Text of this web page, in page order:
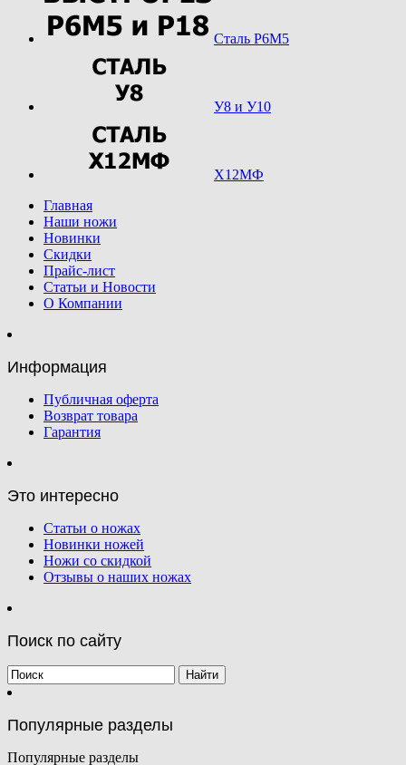
Сталь Р6М5
У8 и У10
Х12МФ
Главная
Наши ножи
Новинки
Скидки
Прайс-лист
Статьи и Новости
О Компании
Информация
Публичная оферта
Возврат товара
Гарантия
Это интересно
Статьи о ножах
Новинки ножей
Ножи со скидкой
Отзывы о наших ножах
Поиск по сайту
Популярные разделы
Популярные разделы